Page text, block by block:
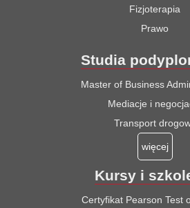
Fizjoterapia
Prawo
Studia
Master of Business
Mediacje i
Transport
więcej
Kursy i
Certyfikat Pearson Test